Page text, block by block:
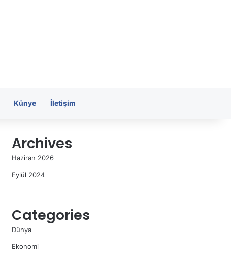
Künye İletişim
Archives
Haziran 2026
Eylül 2024
Categories
Dünya
Ekonomi